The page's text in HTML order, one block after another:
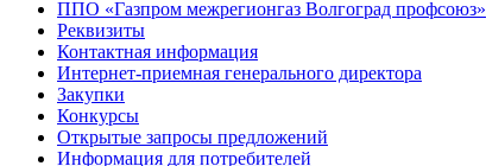
ППО «Газпром межрегионгаз Волгоград профсоюз»
Реквизиты
Контактная информация
Интернет-приемная генерального директора
Закупки
Конкурсы
Открытые запросы предложений
Информация для потребителей